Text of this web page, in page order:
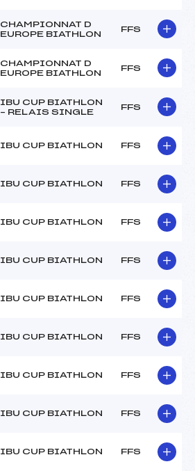
CHAMPIONNAT D
EUROPE BIATHLON
FFS
CHAMPIONNAT D
EUROPE BIATHLON
FFS
IBU CUP BIATHLON
– RELAIS SINGLE
FFS
IBU CUP BIATHLON FFS
IBU CUP BIATHLON FFS
IBU CUP BIATHLON FFS
IBU CUP BIATHLON FFS
IBU CUP BIATHLON FFS
IBU CUP BIATHLON FFS
IBU CUP BIATHLON FFS
IBU CUP BIATHLON FFS
IBU CUP BIATHLON FFS